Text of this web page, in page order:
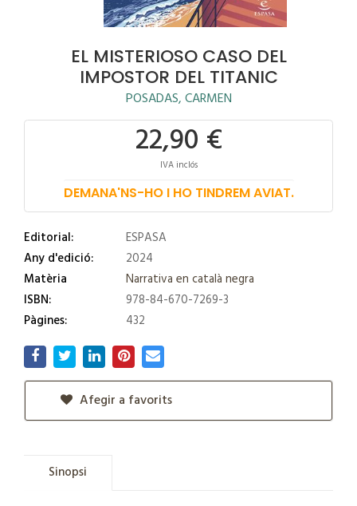
EL MISTERIOSO CASO DEL
IMPOSTOR DEL TITANIC
POSADAS, CARMEN
22,90 €
IVA inclós
DEMANA'NS-HO I HO TINDREM AVIAT.
Editorial:
ESPASA
Any d'edició:
2024
Matèria
Narrativa en català negra
ISBN:
978-84-670-7269-3
Pàgines:
432
Afegir a favorits
Sinopsi